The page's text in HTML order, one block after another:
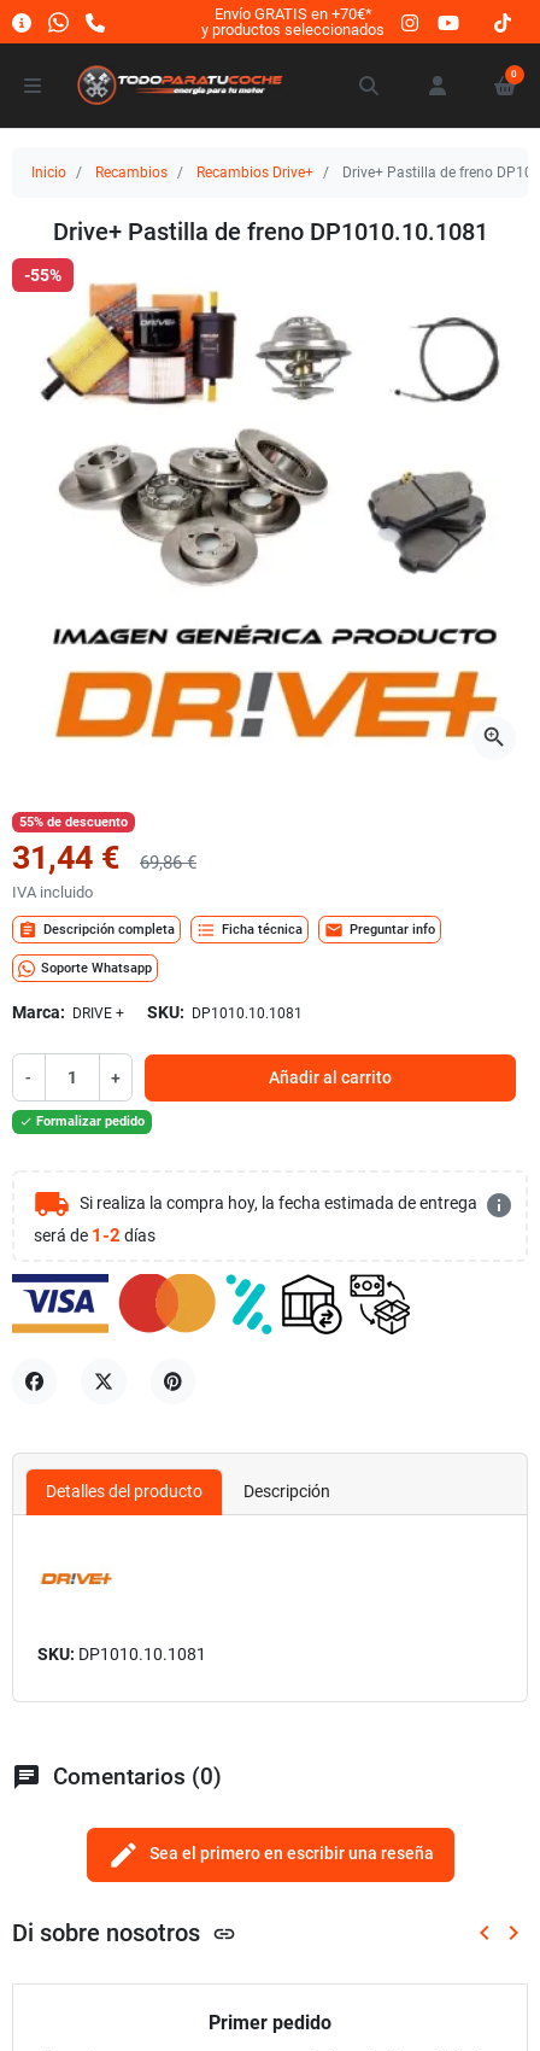
Envío GRATIS en +70€*
y productos seleccionados
0
Inicio Recambios Recambios Drive+ Drive+ Pastilla de freno
Drive+ Pastilla de freno DP1010.10.1081
-55%
zoom_in
55% de descuento
31,44 € 69,86 €
IVA incluido
assignment Descripción completa format_list_bulleted Ficha técnica mail Preguntar info
Soporte Whatsapp
Marca: DRIVE + SKU: DP1010.10.1081
- + Añadir al carrito
 Formalizar pedido
local_shipping Si realiza la compra hoy, la fecha estimada de entrega
será de 1-2 días
info
Detalles del producto Descripción
SKU: DP1010.10.1081
chat Comentarios (0)
edit Sea el primero en escribir una reseña
Di sobre nosotros link keyboard_arrow_left keyboard_arrow_right
Primer pedido